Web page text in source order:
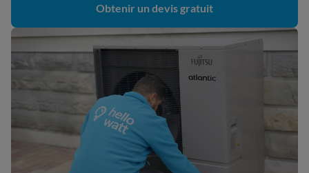
Obtenir un devis gratuit